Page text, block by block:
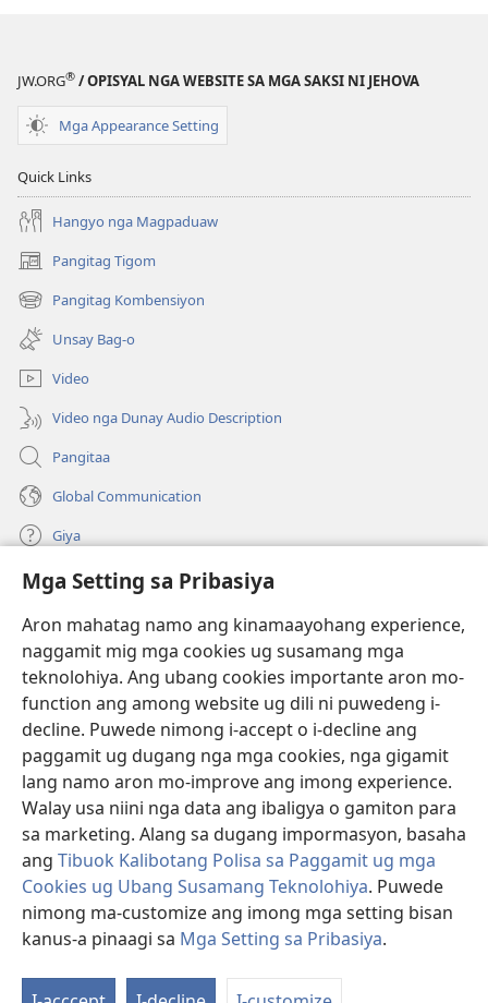
Mga Setting sa Pribasiya
Aron mahatag namo ang kinamaayohang experience,
naggamit mig mga cookies ug susamang mga
teknolohiya. Ang ubang cookies importante aron mo-
function ang among website ug dili ni puwedeng i-
decline. Puwede nimong i-accept o i-decline ang
paggamit ug dugang nga mga cookies, nga gigamit
lang namo aron mo-improve ang imong experience.
Walay usa niini nga data ang ibaligya o gamiton para
sa marketing. Alang sa dugang impormasyon, basaha
ang Tibuok Kalibotang Polisa sa Paggamit ug mga
Cookies ug Ubang Susamang Teknolohiya. Puwede
nimong ma-customize ang imong mga setting bisan
kanus-a pinaagi sa Mga Setting sa Pribasiya.
ang ang
JW.ORG® / OPISYAL NGA WEBSITE SA MGA SAKSI NI JEHOVA
Mga Appearance Setting
Quick Links
Hangyo nga Magpaduaw
Pangitag Tigom
(mo-
open
ug
bag-
ong
window)
Pangitag Kombensiyon
(mo-
open
ug
bag-
ong
window)
Unsay Bag-o
Video
Video nga Dunay Audio Description
Pangitaa
Global Communication
Giya
Donasyon
(mo-
open
bag-
ong
window)
Watchtower ONLINE NGA LIBRARYA
(mo-
open
ug
bag-
window)
JW Hub
(mo-
open
ug
bag-
ong
window)
JW Library
Watchtower Library
Copyright© 2026 Watch Tower Bible and Tract Society of Pennsylvania.
KONDISYONES SA PAGGAMIT
|POLISA SA PRIBASIYA|
SA PRIBASIYA